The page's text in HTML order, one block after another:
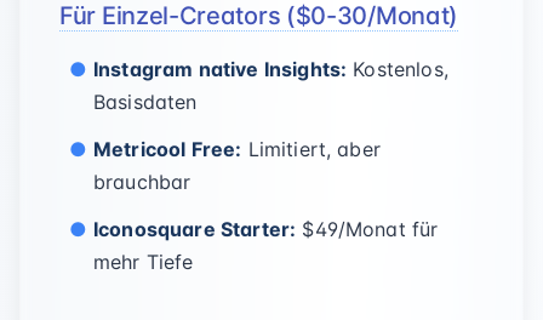
Für Einzel-Creators ($0-30/Monat)
Instagram native Insights: Kostenlos,
Basisdaten
Metricool Free: Limitiert, aber
brauchbar
Iconosquare Starter: $49/Monat für
mehr Tiefe